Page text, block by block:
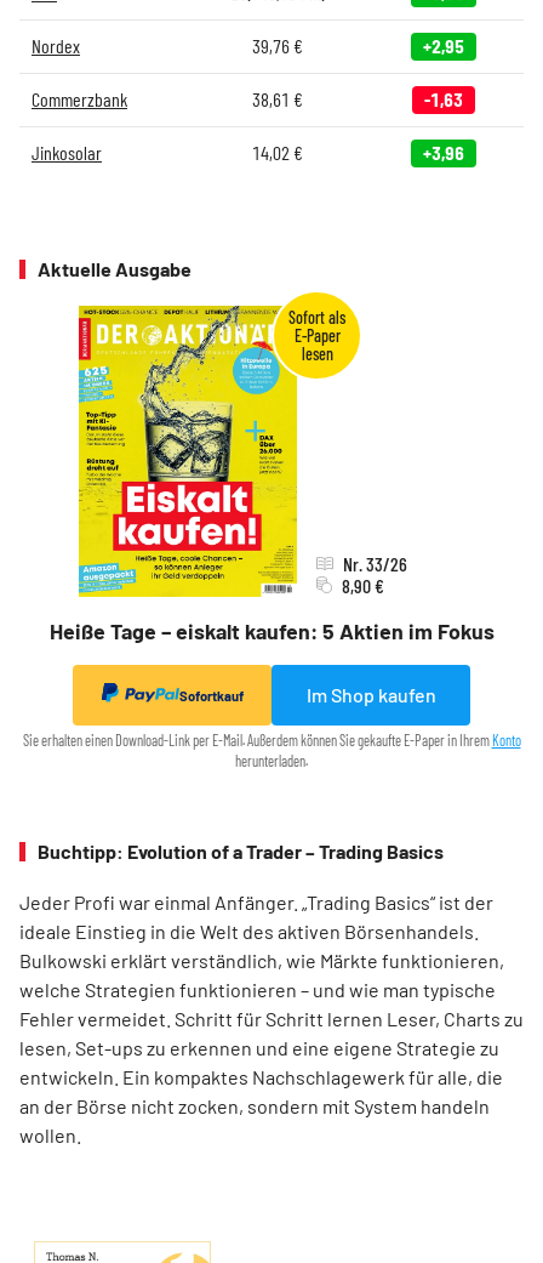
Nordex 39,76€ +2,95
Commerzbank 38,61 € -1,63
Jinkosolar 14,02 € +3,96
Aktuelle Ausgabe
Heiße Tage – eiskalt kaufen: 5 Aktien im Fokus
Nr. 33/26
8,90 €
Sofortkauf Im Shop kaufen
Sie erhalten einen Download-Link per E-Mail. Außerdem können Sie gekaufte E-Paper in Ihrem Konto
herunterladen.
Buchtipp: Evolution of a Trader – Trading Basics
Jeder Profi war einmal Anfänger. „Trading Basics“ ist der
ideale Einstieg in die Welt des aktiven Börsenhandels.
Bulkowski erklärt verständlich, wie Märkte funktionieren,
welche Strategien funktionieren – und wie man typische
Fehler vermeidet. Schritt für Schritt lernen Leser, Charts zu
lesen, Set-ups zu erkennen und eine eigene Strategie zu
entwickeln. Ein kompaktes Nachschlagewerk für alle, die
an der Börse nicht zocken, sondern mit System handeln
wollen.